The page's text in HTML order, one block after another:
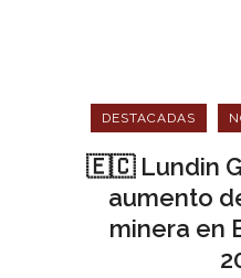
DESTACADAS
🇪🇨 Lundin
aumento
minera en